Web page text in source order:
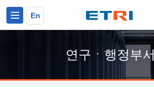
En
연구ㆍ행정부서